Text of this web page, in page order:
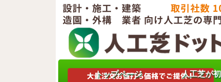
トップページ 人工芝が